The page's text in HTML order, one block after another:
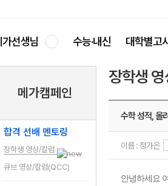
가선생님 수능·내신 대학별고
메가캠페인
합격 선배 멘토링
장학생 영상/칼럼
큐브 영상/칼럼(QCC)
장학생
수학 성적, 올
이름 : 정가은
안녕하세요